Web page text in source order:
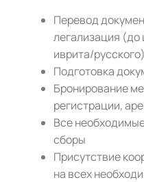
Перевод
легализация (до
иврита/русского)
Подготовка
Бронирование
регистрации,
Все
сборы
Присутствие
на всех